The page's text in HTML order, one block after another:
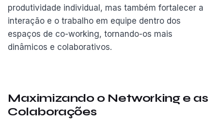
produtividade individual, mas também fortalecer a
interação e o trabalho em equipe dentro dos
espaços de co-working, tornando-os mais
dinâmicos e colaborativos.
Maximizando o Networking e as
Colaborações